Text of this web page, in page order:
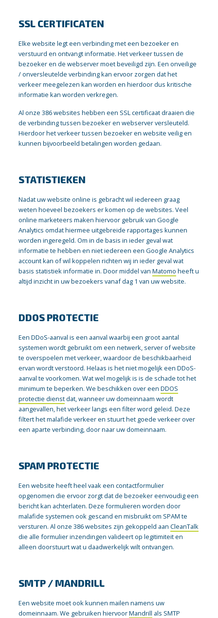
SSL CERTIFICATEN
Elke website legt een verbinding met een bezoeker en
verstuurd en ontvangt informatie. Het verkeer tussen de
bezoeker en de webserver moet beveiligd zijn. Een onveilige
/ onversleutelde verbinding kan ervoor zorgen dat het
verkeer meegelezen kan worden en hierdoor dus kritische
informatie kan worden verkregen.
Al onze 386 websites hebben een SSL certificaat draaien die
de verbinding tussen bezoeker en webserver versleuteld.
Hierdoor het verkeer tussen bezoeker en website veilig en
kunnen bijvoorbeeld betalingen worden gedaan.
STATISTIEKEN
Nadat uw website online is gebracht wil iedereen graag
weten hoeveel bezoekers er komen op de websites. Veel
online marketeers maken hiervoor gebruik van Google
Analytics omdat hiermee uitgebreide rapportages kunnen
worden ingeregeld. Om in de basis in ieder geval wat
informatie te hebben en niet iedereen een Google Analytics
account kan of wil koppelen richten wij in ieder geval wat
basis statistiek informatie in. Door middel vanMatomo heeft u
altijd inzicht in uw bezoekers vanaf dag 1 van uw website.
DDOS PROTECTIE
Een DDoS-aanval is een aanval waarbij een groot aantal
systemen wordt gebruikt om een netwerk, server of website
te overspoelen met verkeer, waardoor de beschikbaarheid
ervan wordt verstoord. Helaas is het niet mogelijk een DDoS-
aanval te voorkomen. Wat wel mogelijk is is de schade tot het
minimum te beperken. We beschikken over eenDDOS
protectie dienstdat, wanneer uw domeinnaam wordt
aangevallen, het verkeer langs een filter word geleid. Deze
filtert het malafide verkeer en stuurt het goede verkeer over
een aparte verbinding, door naar uw domeinnaam.
SPAM PROTECTIE
Een website heeft heel vaak een contactformulier
opgenomen die ervoor zorgt dat de bezoeker eenvoudig een
bericht kan achterlaten. Deze formulieren worden door
malafide systemen ook gescand en misbruikt om SPAM te
versturen. Al onze 386 websites zijn gekoppeld aanCleanTalk
die alle formulier inzendingen valideert op legitimiteit en
alleen doorstuurt wat u daadwerkelijk wilt ontvangen.
SMTP / MANDRILL
Een website moet ook kunnen mailen namens uw
domeinnaam. We gebruiken hiervoorMandrill als SMTP